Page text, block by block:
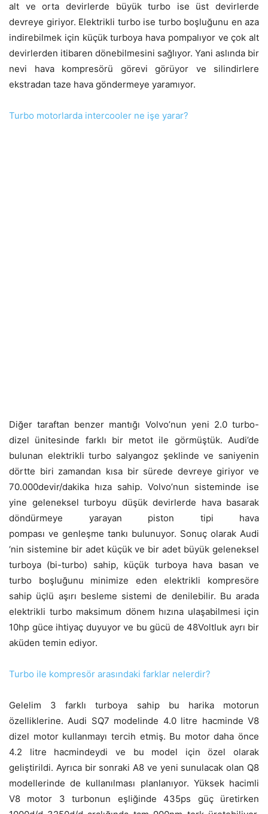
alt ve orta devirlerde büyük turbo ise üst devirlerde
devreye giriyor. Elektrikli turbo ise turbo boşluğunu en aza
indirebilmek için küçük turboya hava pompalıyor ve çok alt
devirlerden itibaren dönebilmesini sağlıyor. Yani aslında bir
nevi hava kompresörü görevi görüyor ve silindirlere
ekstradan taze hava göndermeye yaramıyor.
Turbo motorlarda intercooler ne işe yarar?
Diğer taraftan benzer mantığı Volvo’nun yeni 2.0 turbo-
dizel ünitesinde farklı bir metot ile görmüştük. Audi’de
bulunan elektrikli turbo salyangoz şeklinde ve saniyenin
dörtte biri zamandan kısa bir sürede devreye giriyor ve
70.000devir/dakika hıza sahip. Volvo’nun sisteminde ise
yine geleneksel turboyu düşük devirlerde hava basarak
döndürmeye yarayan piston tipi hava
pompası ve genleşme tankı bulunuyor. Sonuç olarak Audi
‘nin sistemine bir adet küçük ve bir adet büyük geleneksel
turboya (bi-turbo) sahip, küçük turboya hava basan ve
turbo boşluğunu minimize eden elektrikli kompresöre
sahip üçlü aşırı besleme sistemi de denilebilir. Bu arada
elektrikli turbo maksimum dönem hızına ulaşabilmesi için
10hp güce ihtiyaç duyuyor ve bu gücü de 48Voltluk ayrı bir
aküden temin ediyor.
Turbo ile kompresör arasındaki farklar nelerdir?
Gelelim 3 farklı turboya sahip bu harika motorun
özelliklerine. Audi SQ7 modelinde 4.0 litre hacminde V8
dizel motor kullanmayı tercih etmiş. Bu motor daha önce
4.2 litre hacmindeydi ve bu model için özel olarak
geliştirildi. Ayrıca bir sonraki A8 ve yeni sunulacak olan Q8
modellerinde de kullanılması planlanıyor. Yüksek hacimli
V8 motor 3 turbonun eşliğinde 435ps güç üretirken